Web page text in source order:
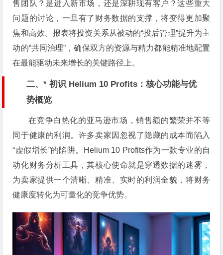
售团队？是进入新市场，还是深耕现有客户？这些重大
问题的讨论，一旦有了财务数据的支撑，将变得更加聚
焦和高效。报表将投资关系从被动的“投后管理”提升为主
动的“共同治理”，确保双方的资源与精力都能精准地配置
在最能驱动未来增长的关键路径上。
二、* 初识 Helium 10 Profits：核心功能与优
势概览
在竞争白热化的亚马逊市场，销售额的繁荣并不等
同于健康的利润。许多卖家因忽视了隐藏的成本而陷入
“虚假增长”的陷阱。Helium 10 Profits作为一款专业的自
动化财务分析工具，其核心使命就是穿透数据的迷雾，
为卖家提供一个清晰、精准、实时的利润全貌，将财务
健康度转化为可量化的竞争优势。